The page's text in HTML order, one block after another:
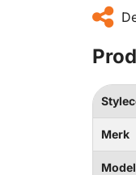
Merk
Model